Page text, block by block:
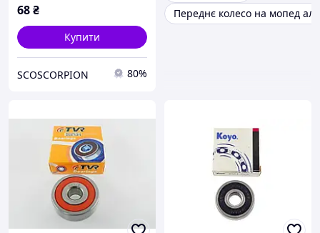
68₴
Купити
SCOSCORPION 80%
Переднє колесо на мопед